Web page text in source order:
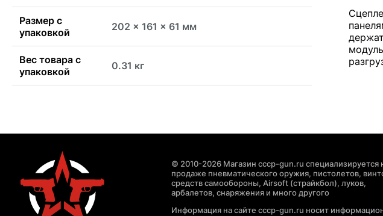
Размер с
упаковкой
202 x 161 x 61 мм
Вес товара с
упаковкой
0.31 кг
© 2010-2026 Магазин cccp-gun.ru специализируется
продаже пневматического оружия, пистолетов,
средств самообороны, Airsoft (страйкбол), луков,
арбалетов, снаряжения и много другого
Информация на сайте cccp-gun.ru носит